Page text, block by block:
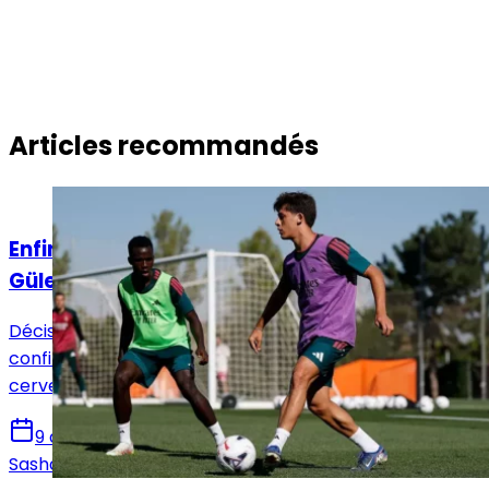
Articles recommandés
Enfin la saison de la confirmation pour Arda
Güler ?
Décisif et brillant face à Ferencváros, Arda Güler
confirme un peu plus chaque jour son statut de
cerveau du jeu madrilène.
9 août 2026
Sasha Laquitaine